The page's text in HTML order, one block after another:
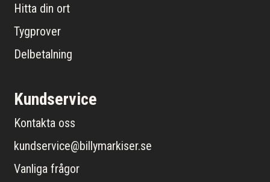
Hitta din ort
Tygprover
Delbetalning
Kundservice
Kontakta oss
kundservice@billymarkiser.se
Vanliga frågor